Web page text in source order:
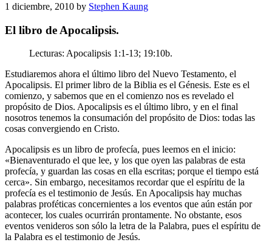
1 diciembre, 2010 by Stephen Kaung
El libro de Apocalipsis.
Lecturas: Apocalipsis 1:1-13; 19:10b.
Estudiaremos ahora el último libro del Nuevo Testamento, el
Apocalipsis. El primer libro de la Biblia es el Génesis. Este es el
comienzo, y sabemos que en el comienzo nos es revelado el
propósito de Dios. Apocalipsis es el último libro, y en el final
nosotros tenemos la consumación del propósito de Dios: todas las
cosas convergiendo en Cristo.
Apocalipsis es un libro de profecía, pues leemos en el inicio:
«Bienaventurado el que lee, y los que oyen las palabras de esta
profecía, y guardan las cosas en ella escritas; porque el tiempo está
cerca». Sin embargo, necesitamos recordar que el espíritu de la
profecía es el testimonio de Jesús. En Apocalipsis hay muchas
palabras proféticas concernientes a los eventos que aún están por
acontecer, los cuales ocurrirán prontamente. No obstante, esos
eventos venideros son sólo la letra de la Palabra, pues el espíritu de
la Palabra es el testimonio de Jesús.